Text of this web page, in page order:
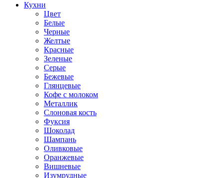
Кухни
Цвет
Белые
Черные
Желтые
Красные
Зеленые
Серые
Бежевые
Глянцевые
Кофе с молоком
Металлик
Слоновая кость
Фуксия
Шоколад
Шампань
Оливковые
Оранжевые
Вишневые
Изумрудные